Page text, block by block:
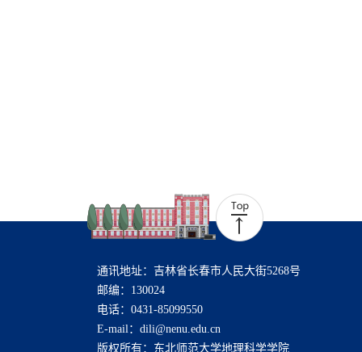
通讯地址：吉林省长春市人民大街5268号
邮编：130024
电话：0431-85099550
E-mail：dili@nenu.edu.cn
版权所有：东北师范大学地理科学学院